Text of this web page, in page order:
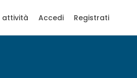
attività Accedi Registrati